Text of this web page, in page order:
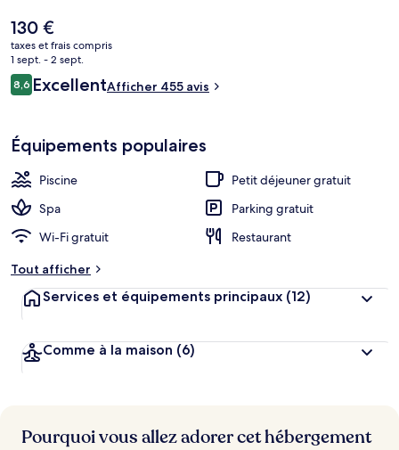
souhaitant se faire chouchouter pourront profiter des dépresso-
massages, des enveloppements corporels et des soins
d'hydrothérapie. L'établissement North 40-45, l'un des 2
restaurants, sert le dîner. Parmi les autres avantages de cet hôtel de
luxe, on trouve une marina sur place, un bar / salon et un centre de
remise en forme, l'idéal pour des vacances sans soucis. Les autres
Le
prix
actuel
est
de
130 €
taxes et frais compris
1 sept. - 2 sept.
Avis
voyageurs
8,68,6 sur 10
ExcellentAfficher 455 avis
Équipements populaires
Piscine
Petit déjeuner gratuit
Spa
Parking gratuit
Wi-Fi gratuit
Restaurant
Tout afficher
Services et équipements principaux (12)
Comme à la maison (6)
Pourquoi vous allez adorer cet hébergement